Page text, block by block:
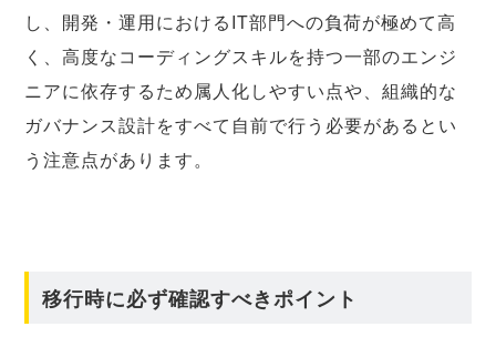
し、開発・運用におけるIT部門への負荷が極めて高
く、高度なコーディングスキルを持つ一部のエンジ
ニアに依存するため属人化しやすい点や、組織的な
ガバナンス設計をすべて自前で行う必要があるとい
う注意点があります。
移行時に必ず確認すべきポイント